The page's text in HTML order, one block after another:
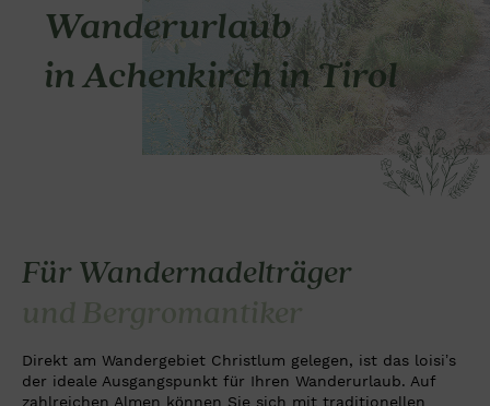
Wanderurlaub
in Achenkirch in Tirol
Für Wandernadelträger
Direkt am Wandergebiet Christlum gelegen, ist das loisi’s
der ideale Ausgangspunkt für Ihren Wanderurlaub. Auf
zahlreichen Almen können Sie sich mit traditionellen